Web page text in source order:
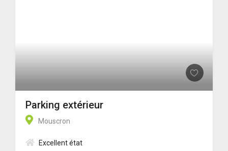
Parking extérieur
Mouscron
Excellent état